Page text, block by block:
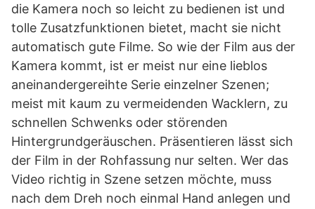
die Kamera noch so leicht zu bedienen ist und
tolle Zusatzfunktionen bietet, macht sie nicht
automatisch gute Filme. So wie der Film aus der
Kamera kommt, ist er meist nur eine lieblos
aneinandergereihte Serie einzelner Szenen;
meist mit kaum zu vermeidenden Wacklern, zu
schnellen Schwenks oder störenden
Hintergrundgeräuschen. Präsentieren lässt sich
der Film in der Rohfassung nur selten. Wer das
Video richtig in Szene setzen möchte, muss
nach dem Dreh noch einmal Hand anlegen und